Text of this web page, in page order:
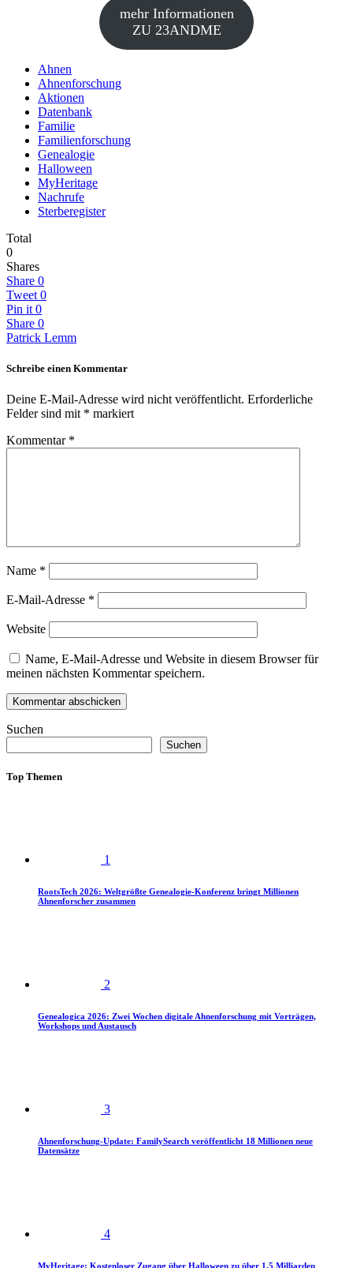
mehr Informationen
ZU 23ANDME
Ahnen
Ahnenforschung
Aktionen
Datenbank
Familie
Familienforschung
Genealogie
Halloween
MyHeritage
Nachrufe
Sterberegister
Total
0
Shares
Share 0
Tweet 0
Pin it 0
Share 0
Patrick Lemm
Schreibe einen Kommentar
Deine E-Mail-Adresse wird nicht veröffentlicht. Erforderliche
Felder sind mit * markiert
Kommentar *
Name *
E-Mail-Adresse *
Website
Name, E-Mail-Adresse und Website in diesem Browser für
meinen nächsten Kommentar speichern.
Suchen
Suchen
Top Themen
1
RootsTech 2026: Weltgrößte Genealogie-Konferenz bringt Millionen
Ahnenforscher zusammen
2
Genealogica 2026: Zwei Wochen digitale Ahnenforschung mit Vorträgen,
Workshops und Austausch
3
Ahnenforschung-Update: FamilySearch veröffentlicht 18 Millionen neue
Datensätze
4
MyHeritage: Kostenloser Zugang über Halloween zu über 1,5 Milliarden